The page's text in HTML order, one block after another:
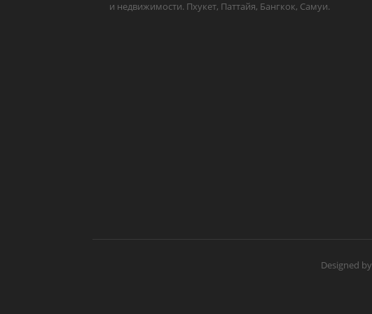
и недвижимости. Пхукет, Паттайя, Бангкок, Самуи.
Designed by